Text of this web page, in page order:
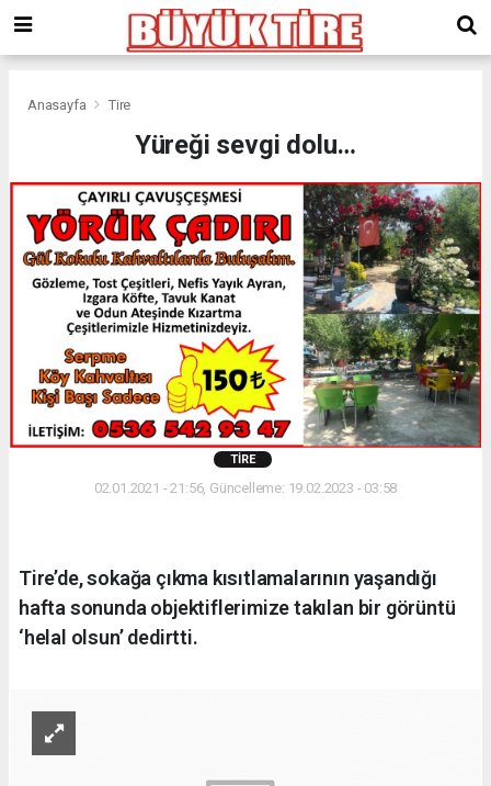
giriş
kingroyal
Anasayfa Tire
Yüreği sevgi dolu…
TIRE
02.01.2021 - 21:56, Güncelleme: 19.02.2023 - 03:58
Tire’de, sokağa çıkma kısıtlamalarının yaşandığı
hafta sonunda objektiflerimize takılan bir görüntü
‘helal olsun’ dedirtti.